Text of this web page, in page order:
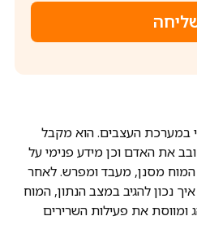
במערכת העצבים. הוא מקבל
את האדם וכן מידע פנימי על
המוח מסנן, מעבד ומפרש. לאחר
נכון להגיב במצב הנתון, המוח
ומווסת את פעילות השרירים